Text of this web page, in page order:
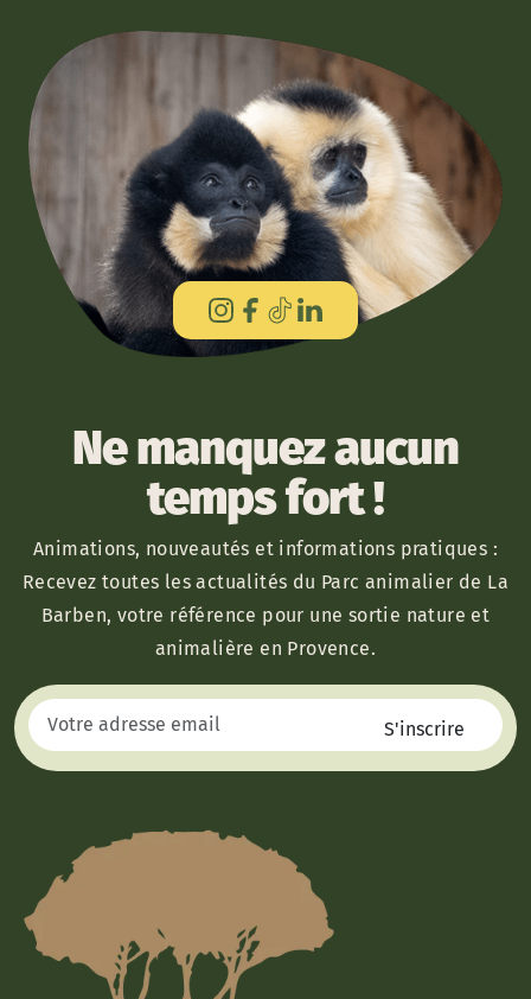
Ne manquez aucun
temps fort !
Animations, nouveautés et informations pratiques :
Recevez toutes les actualités du Parc animalier de La
Barben, votre référence pour une sortie nature et
animalière en Provence.